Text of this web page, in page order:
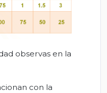
observas en la
con la